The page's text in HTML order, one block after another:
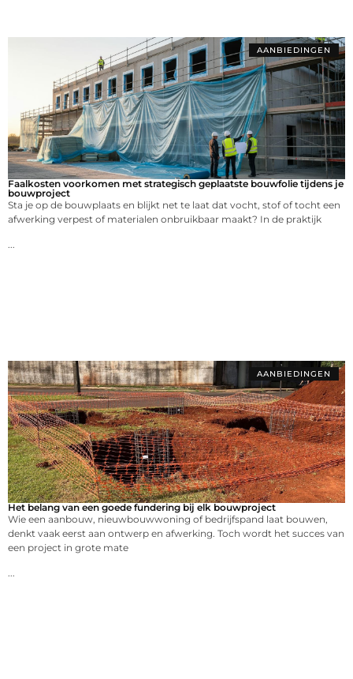
AANBIEDINGEN
Faalkosten voorkomen met strategisch geplaatste bouwfolie tijdens je
bouwproject
Sta je op de bouwplaats en blijkt net te laat dat vocht, stof of tocht een
afwerking verpest of materialen onbruikbaar maakt? In de praktijk
...
AANBIEDINGEN
Het belang van een goede fundering bij elk bouwproject
Wie een aanbouw, nieuwbouwwoning of bedrijfspand laat bouwen,
denkt vaak eerst aan ontwerp en afwerking. Toch wordt het succes van
een project in grote mate
...